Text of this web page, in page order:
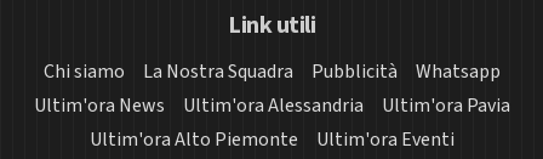
Link utili
Chi siamo La Nostra Squadra Pubblicità
Whatsapp
Ultim'ora News
Ultim'ora Alessandria
Ultim'ora Pavia
Ultim'ora Alto Piemonte
Ultim'ora Eventi